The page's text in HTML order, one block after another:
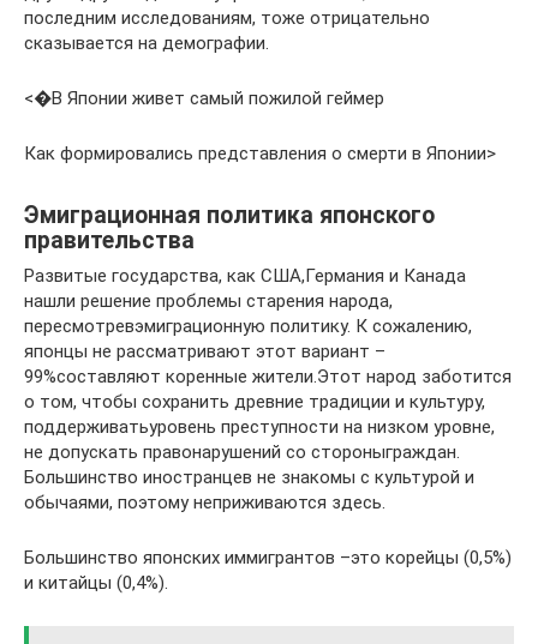
последним исследованиям, тоже отрицательно
сказывается на демографии.
<�В Японии живет самый пожилой геймер
Как формировались представления о смерти в Японии>
Эмиграционная политика японского
правительства
Развитые государства, как США,Германия и Канада
нашли решение проблемы старения народа,
пересмотревэмиграционную политику. К сожалению,
японцы не рассматривают этот вариант –
99%составляют коренные жители.Этот народ заботится
о том, чтобы сохранить древние традиции и культуру,
поддерживатьуровень преступности на низком уровне,
не допускать правонарушений со стороныграждан.
Большинство иностранцев не знакомы с культурой и
обычаями, поэтому неприживаются здесь.
Большинство японских иммигрантов –это корейцы (0,5%)
и китайцы (0,4%).